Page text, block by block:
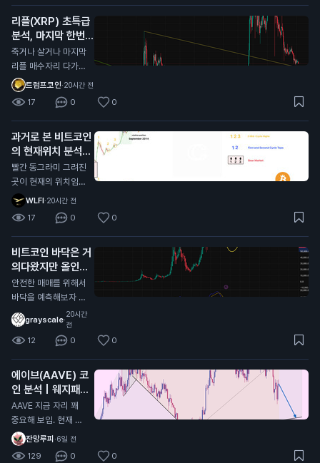
견에 가장 많이 댓글
달렸네요 시기적으로
도 10월이 주기와도
딱 떨어져서 얼마나
버텨주는지 잘봐야할
듯?
리플(XRP) 초특급
분석, 마지막 한번
받아볼만한 자리 오
는중
N
죽거나 살거나 마지막
리플 매수자리 다가오
는중 대략 0.95불 근
처 저기가 깨진다면
다른 알트코인과 마찬
가지로 그냥 추세가
다깨진거라 죽으러 가
는거고 (0.55달러 수
준까지) 유일하게 리
플만 현재 알트 차트
중에 살아있는데 (잡
코제외) 저기를 지켜
주면 저기가 찐바닥
임, 물론 저 지지선을
타고 흐를순있는데 저
기만 안깨지면됨
트럼프코인·20시간 전
17 0 0
과거로 본 비트코인
의 현재위치 분석
N
빨간 동그라미 그려진
곳이 현재의 위치임
각종 지표로 봤을때도
일치하고 시기적으로
도 똑같음 개인적으로
싸이클대로 상방,하방
으로 움직이는거는 이
번이 마지막일거라고
봄 비트코인 전체 차
트로 봤을때 현재 어
센딩트라이앵글 모양
이라서 비트가 0원가
거나 위로 계속 쏘거
WLFI·20시간 전
17 0 0
비트코인 바닥은 거
의다왔지만 올인은
금지
N
안전한 매매를 위해서
바닥을 예측해보자 현
재 자리에서 풀매수는
비추하는 이유 1. 하이
킨아시 주봉이 아직까
D 모양이 아직 바닥
안쪽으로 더 들어가야
함 3. 스톡캐스틱 모
양 또한 쌍바닥형태로
내려가고 있는 진행형
상태라 추가하락(살
짝)이 남아있을 확률
grayscale·
20시간
전
12 0 0
에이브(AAVE) 코
인 분석 | 웨지패턴
발생중
AAVE 지금 자리 꽤
중요해 보임. 현재 대
형 웨지 하단 지지선
인 96.3달러 부근 테
잔망루피 ·6일 전
129 0 0